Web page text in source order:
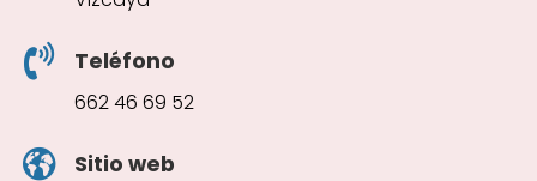
Teléfono
662 46 69 52
Sitio web